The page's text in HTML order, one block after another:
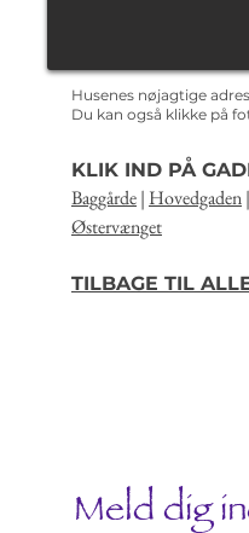
Husenes nøjagtige
Du kan også klikke på
KLIK IND PÅ
Baggårde| Hovedgaden|
Østervænget
TILBAGE TIL
Meld dig